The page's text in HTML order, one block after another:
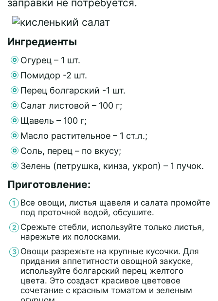
заправки не потребуется.
Ингредиенты
Огурец – 1 шт.
Помидор -2 шт.
Перец болгарский -1 шт.
Салат листовой – 100 г;
Щавель – 100 г;
Масло растительное – 1 ст.л.;
Соль, перец – по вкусу;
Зелень (петрушка, кинза, укроп) – 1 пучок.
Приготовление:
Все овощи, листья щавеля и салата промойте
под проточной водой, обсушите.
Срежьте стебли, используйте только листья,
нарежьте их полосками.
Овощи разрежьте на крупные кусочки. Для
придания аппетитности овощной закуске,
используйте болгарский перец желтого
цвета. Это создаст красивое цветовое
сочетание с красным томатом и зеленым